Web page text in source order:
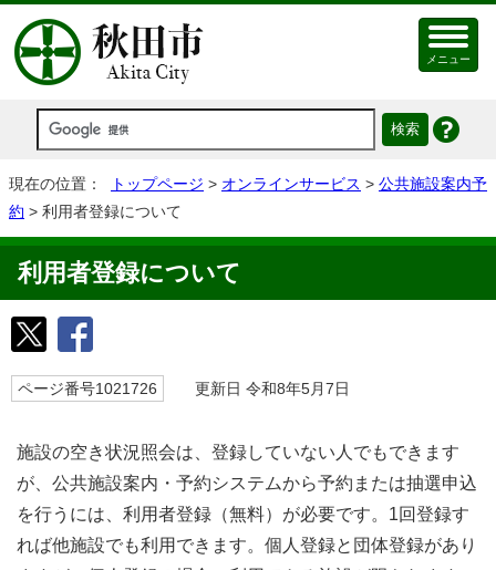
メニュー
現在の位置： トップページ > オンラインサービス > 公共施設案内予
約 > 利用者登録について
利用者登録について
ページ番号1021726 更新日 令和8年5月7日
施設の空き状況照会は、登録していない人でもできます
が、公共施設案内・予約システムから予約または抽選申込
を行うには、利用者登録（無料）が必要です。1回登録す
れば他施設でも利用できます。個人登録と団体登録があり